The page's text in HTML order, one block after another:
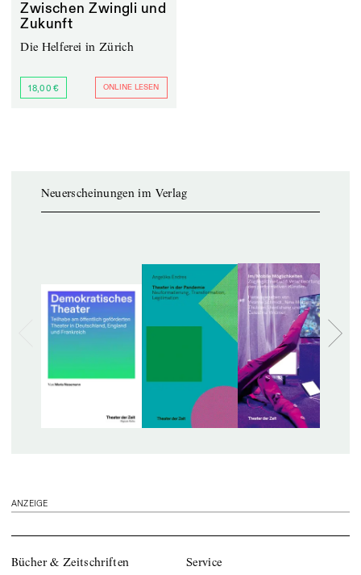
Zwischen Zwingli und
Zukunft
Die Helferei in Zürich
18,00 € ONLINE LESEN
Neuerscheinungen im Verlag
ANZEIGE
Bücher & Zeitschriften Service